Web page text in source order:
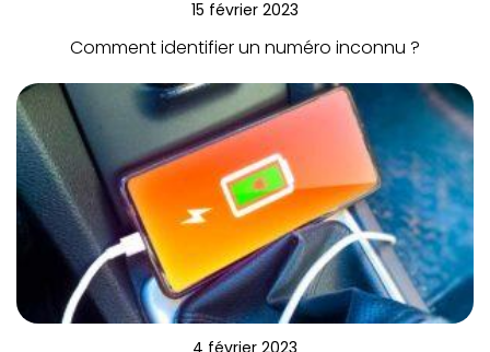
15 février 2023
Comment identifier un numéro inconnu ?